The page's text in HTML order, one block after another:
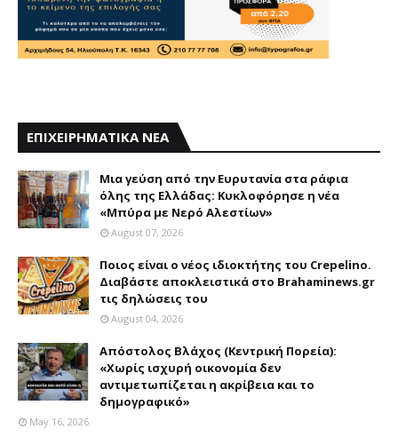
ΕΠΙΧΕΙΡΗΜΑΤΙΚΑ ΝΕΑ
Mια γεύση από την Eυρυτανία στα ράφια
όλης της Ελλάδας: Κυκλοφόρησε η νέα
«Μπύρα με Nερό Aλεστίων»
August 07, 2026
Ποιος είναι ο νέος ιδιοκτήτης του Crepelino.
Διαβάστε αποκλειστικά στο Brahaminews.gr
τις δηλώσεις του
August 04, 2026
Απόστολος Βλάχος (Κεντρική Πορεία):
«Χωρίς ισχυρή οικονομία δεν
αντιμετωπίζεται η ακρίβεια και το
δημογραφικό»
May 16, 2026